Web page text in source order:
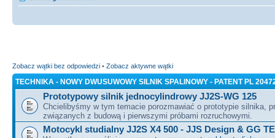
Zobacz wątki bez odpowiedzi • Zobacz aktywne wątki
TECHNIKA - NOWY DWUSUWOWY SILNIK SPALINOWY - PATENT PL
Prototypowy silnik jednocylindrowy JJ2S-WG 125
Chcielibyśmy w tym temacie porozmawiać o prototypie silnika,
związanych z budową i pierwszymi próbami rozruchowymi.
Motocykl studialny JJ2S X4 500 - JJS Design & GG